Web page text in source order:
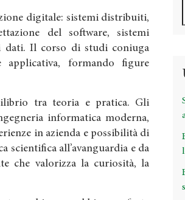
digitale: sistemi distribuiti,
del software, sistemi
dati. Il corso di studi coniuga
applicativa, formando figure
tra teoria e pratica. Gli
informatica moderna,
in azienda e possibilità di
scientifica all’avanguardia e da
che valorizza la curiosità, la